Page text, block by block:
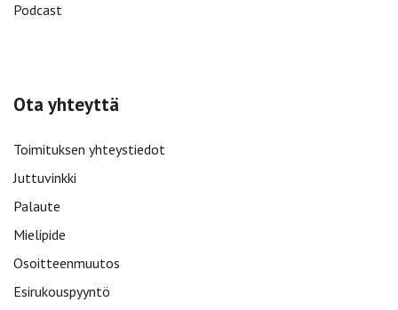
Podcast
Ota yhteyttä
Toimituksen yhteystiedot
Juttuvinkki
Palaute
Mielipide
Osoitteenmuutos
Esirukouspyyntö